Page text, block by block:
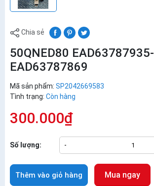
Chia sẻ
50QNED80 EAD63787935-
EAD63787869
Mã sản phẩm: SP2042669583
Tình trạng: Còn hàng
300.000₫
Số lượng: -
Thêm vào giỏ hàng Mua ngay